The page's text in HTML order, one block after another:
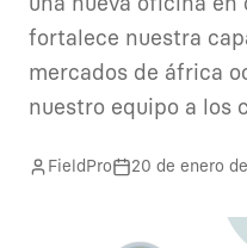
una nueva oficina en
fortalece nuestra
mercados de áfrica
nuestro equipo a los
FieldPro 20 de enero